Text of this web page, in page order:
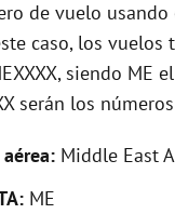
o
de vuelo usando
caso, los vuelos
siendo ME
serán los
Middle East
ME